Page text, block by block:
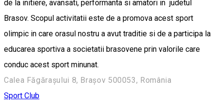
de la initiere, avansati, performanta si amatori in judetul
Brasov. Scopul activitatii este de a promova acest sport
olimpic in care orasul nostru a avut traditie si de a participa la
educarea sportiva a societatii brasovene prin valorile care
conduc acest sport minunat.
Calea Făgărașului 8, Brașov 500053, România
Sport Club